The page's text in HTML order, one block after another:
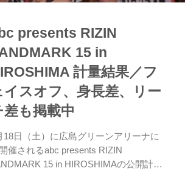
presents RIZIN
15 in
計量結果／フ
イスオフ、身長差、リー
差も掲載中
18日（土）に広島グリーンアリーナに
催されるabc presents RIZIN
15 in HIROSHIMAの公開計量